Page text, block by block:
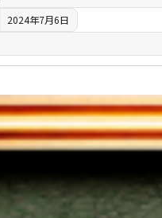
2024年7月6日